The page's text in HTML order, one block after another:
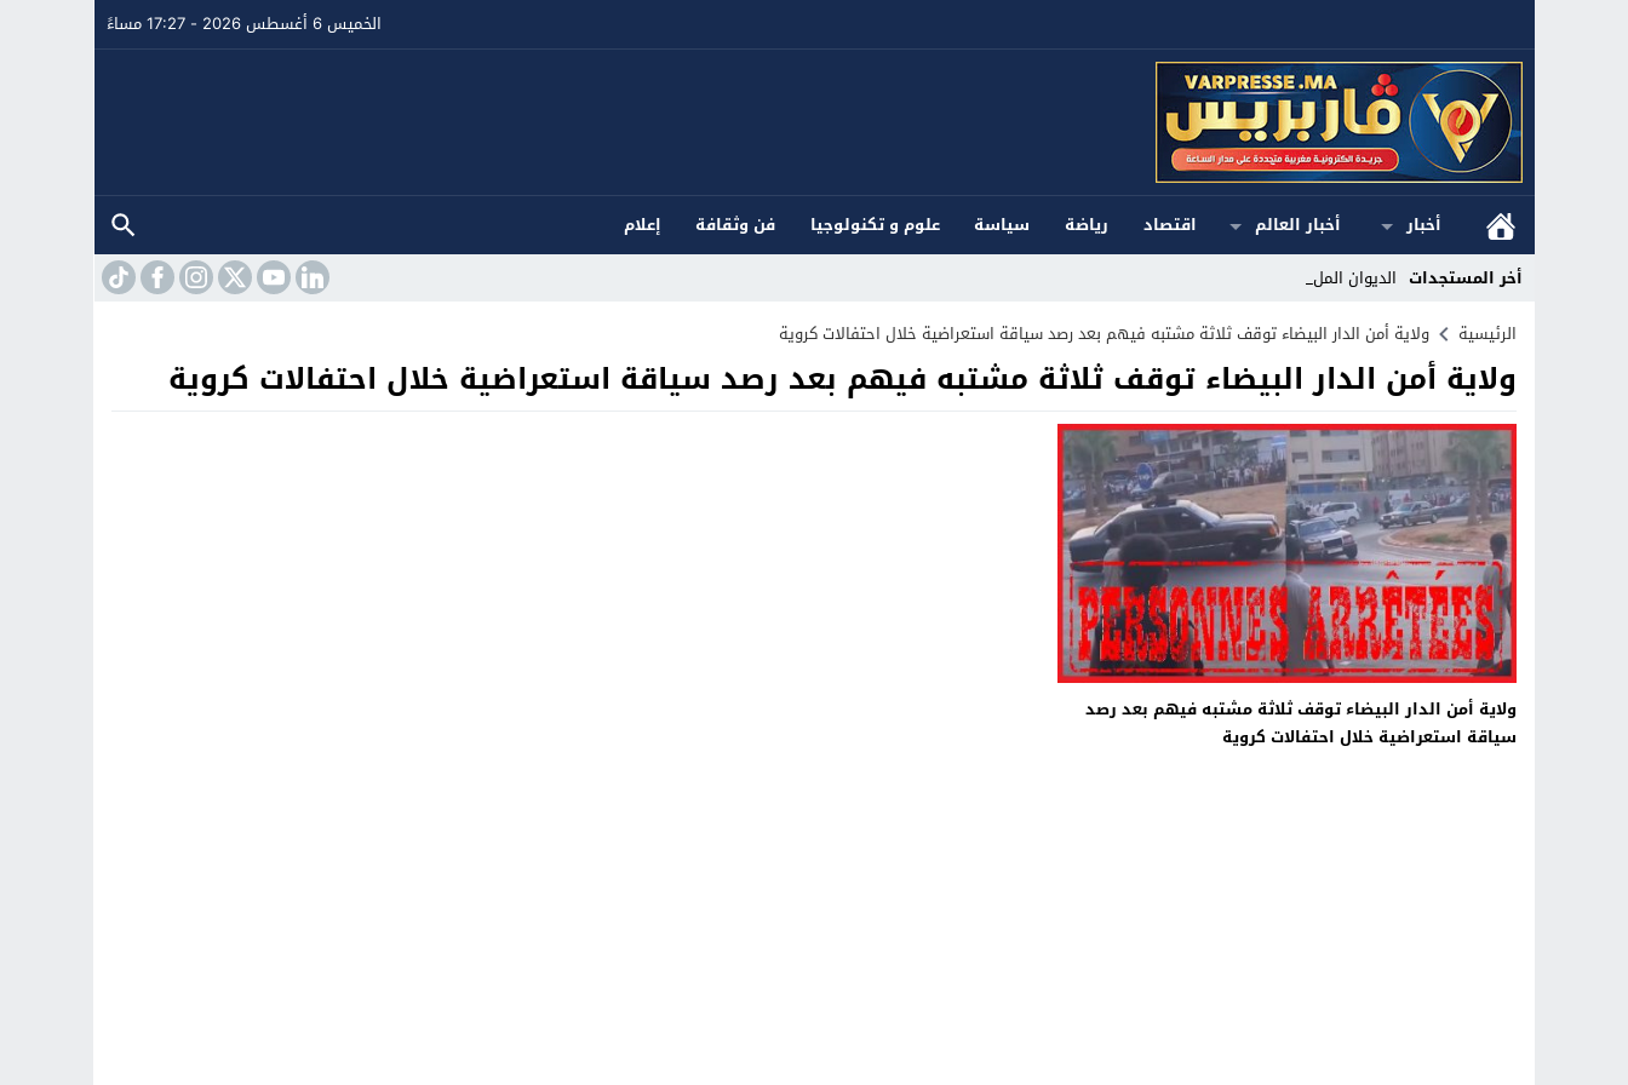
الخميس 6 أغسطس 2026 - 17:27 مساءً
أخبار أخبار العالم اقتصاد رياضة سياسة علوم و تكنولوجيا فن وثقافة
إعلام
أخر المستجدات الديوان الملكي ا_
Stop
Previous
Next
الرئيسية ولاية أمن الدار البيضاء توقف ثلاثة مشتبه فيهم بعد رصد سياقة استعراضية خلال احتفالات كروية
ولاية أمن الدار البيضاء توقف ثلاثة مشتبه فيهم بعد رصد سياقة استعراضية خلال احتفالات كروية
ولاية أمن الدار البيضاء توقف ثلاثة مشتبه فيهم بعد رصد
سياقة استعراضية خلال احتفالات كروية